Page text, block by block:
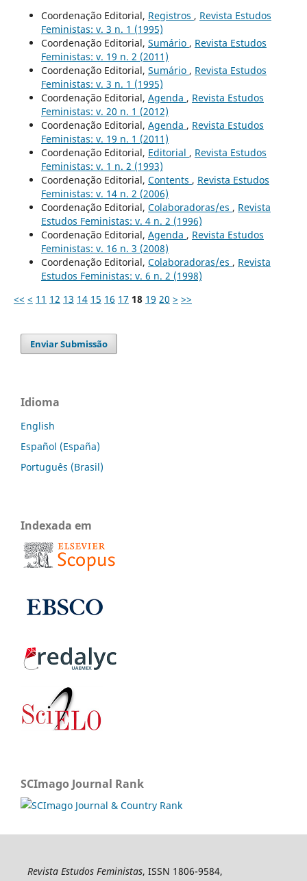
Coordenação Editorial, Registros , Revista Estudos
Feministas: v. 3 n. 1 (1995)
Coordenação Editorial, Sumário , Revista Estudos
Feministas: v. 19 n. 2 (2011)
Coordenação Editorial, Sumário , Revista Estudos
Feministas: v. 3 n. 1 (1995)
Coordenação Editorial, Agenda , Revista Estudos
Feministas: v. 20 n. 1 (2012)
Coordenação Editorial, Agenda , Revista Estudos
Feministas: v. 19 n. 1 (2011)
Coordenação Editorial, Editorial , Revista Estudos
Feministas: v. 1 n. 2 (1993)
Coordenação Editorial, Contents , Revista Estudos
Feministas: v. 14 n. 2 (2006)
Coordenação Editorial, Colaboradoras/es , Revista
Estudos Feministas: v. 4 n. 2 (1996)
Coordenação Editorial, Agenda , Revista Estudos
Feministas: v. 16 n. 3 (2008)
Coordenação Editorial, Colaboradoras/es , Revista
Estudos Feministas: v. 6 n. 2 (1998)
<< < 11 12 13 14 15 16 17 18 19 20 > >>
Enviar Submissão
Idioma
English
Español (España)
Português (Brasil)
Indexada em
SCImago Journal Rank
Revista Estudos Feministas, ISSN 1806-9584,